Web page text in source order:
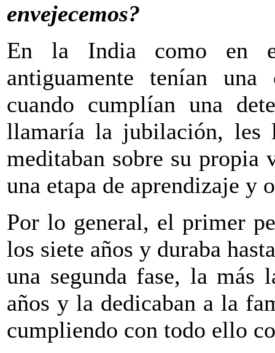
envejecemos?
En la India como en
antiguamente tenían
cuando cumplían una
llamaría la jubilación, les
meditaban sobre su propia
una etapa de aprendizaje y
Por lo general, el primer
los siete años y duraba
una segunda fase, la más
años y la dedicaban a la
cumpliendo con todo ello